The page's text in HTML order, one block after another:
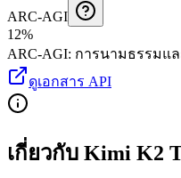
ARC-AGI
12%
ARC-AGI: การนามธรรมแ
ดูเอกสาร API
เกี่ยวกับ Kimi K2